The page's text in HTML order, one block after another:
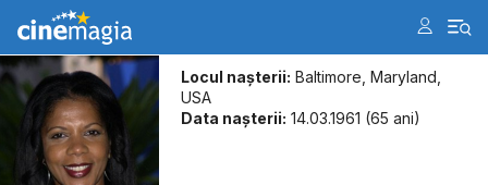
Locul naşterii: Baltimore, Maryland,
USA
Data naşterii: 14.03.1961 (65 ani)